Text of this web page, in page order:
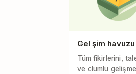
Gelişim havuzu
Tüm fikirlerini,
ve olumlu